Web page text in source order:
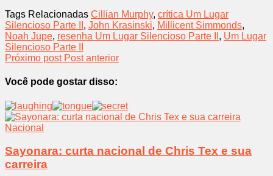
Tags Relacionadas Cillian Murphy, crítica Um Lugar
Silencioso Parte II , John Krasinski, Millicent Simmonds,
Noah Jupe, resenha Um Lugar Silencioso Parte II , Um Lugar
Silencioso Parte II
Próximo post Post anterior
Você pode gostar disso:
Nacional
Sayonara: curta nacional de Chris Tex e sua
carreira